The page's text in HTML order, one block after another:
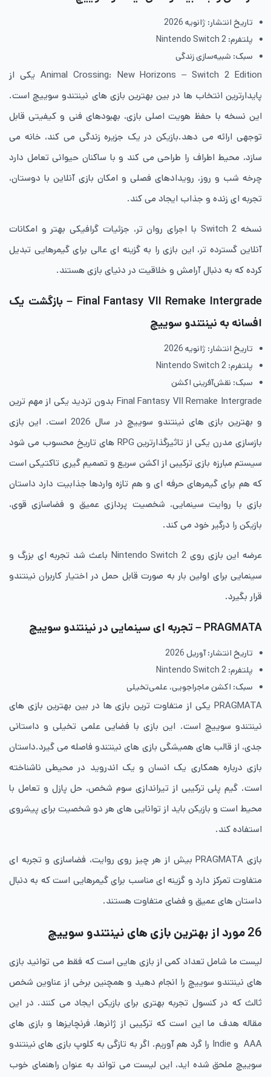
تاریخ انتشار: ژانویه 2026
پلتفرم: Nintendo Switch 2
سبک: شبیه‌سازی زندگی
Animal Crossing: New Horizons – Switch 2 Edition یکی از
پایدارترین انتخاب ها در بین بهترین بازی های نینتندو سوییچ است.
این نسخه با حفظ هویت اصلی بازی، بهبودهای فنی و کیفیتی قابل
توجهی ارائه می دهد.بازیکن در یک جزیره زندگی می کند، خانه می
سازد، محیط اطراف را طراحی می کند و با ساکنان حیوانی تعامل دارد
چرخه شب و روز، رویدادهای فصلی و امکان بازی آنلاین با دوستان،
تجربه ای زنده و جذاب ایجاد می کند.
نسخه Switch 2 با اجرای روان تر، جزئیات گرافیکی بهتر و امکانات
آنلاین گسترده تر، این بازی را به گزینه ای عالی برای گیمرهایی تبدیل
کرده که به دنبال آرامش و خلاقیت در دنیای بازی هستند.
Final Fantasy VII Remake Intergrade – بازگشت یک
افسانه به نینتندو سوییچ
تاریخ انتشار: ژانویه 2026
پلتفرم: Nintendo Switch 2
سبک: نقش‌آفرینی اکشن
Final Fantasy VII Remake Intergrade بدون تردید یکی از مهم ترین
و بهترین بازی های نینتندو سوییچ در سال 2026 است. این بازی
بازسازی مدرن یکی از تاثیرگذارترین RPG های تاریخ محسوب می شود
سیستم مبارزه بازی ترکیبی از اکشن سریع و تصمیم گیری تاکتیکی است
که هم برای گیمرهای حرفه ای و هم تازه واردها جذابیت دارد داستان
بازی با روایت سینمایی، شخصیت پردازی عمیق و فضاسازی قوی،
بازیکن را درگیر خود می کند.
عرضه این بازی روی Nintendo Switch 2 باعث شد تجربه ای بزرگ و
سینمایی برای اولین بار به صورت قابل حمل در اختیار کاربران نینتندو
قرار بگیرد.
PRAGMATA – تجربه ای سینمایی در نینتندو سوییچ
تاریخ انتشار: آوریل 2026
پلتفرم: Nintendo Switch 2
سبک: اکشن ماجراجویی، علمی‌تخیلی
PRAGMATA یکی از متفاوت ترین بازی ها در بین بهترین بازی های
نینتندو سوییچ است. این بازی با فضایی علمی تخیلی و داستانی
جدی، از قالب های همیشگی بازی های نینتندو فاصله می گیرد.داستان
بازی درباره همکاری یک انسان و یک اندروید در محیطی ناشناخته
است. گیم پلی ترکیبی از تیراندازی سوم شخص، حل پازل و تعامل با
محیط است و بازیکن باید از توانایی های هر دو شخصیت برای پیشروی
استفاده کند.
بازی PRAGMATA بیش از هر چیز روی روایت، فضاسازی و تجربه ای
متفاوت تمرکز دارد و گزینه ای مناسب برای گیمرهایی است که به دنبال
داستان های عمیق و فضای متفاوت هستند.
26 مورد از بهترین بازی های نینتندو سوییچ
لیست ما شامل تعداد کمی از بازی هایی است که فقط می توانید بازی
های نینتندو سوییچ را انجام دهید و همچنین برخی از عناوین شخص
ثالث که در کنسول تجربه بهتری برای بازیکن ایجاد می کنند. در این
مقاله هدف ما این است که ترکیبی از ژانرها، فرنچایزها و بازی های
AAA و Indie را گرد هم آوریم. اگر به تازگی به کلوپ بازی های نینتندو
سوییچ ملحق شده اید، این لیست می تواند به عنوان راهنمای خوب